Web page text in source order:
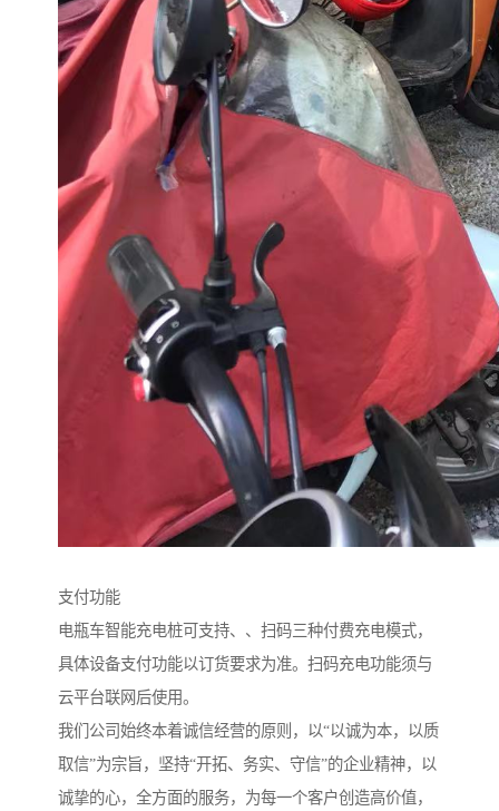
支付功能
电瓶车智能充电桩可支持、、扫码三种付费充电模式，
具体设备支付功能以订货要求为准。扫码充电功能须与
云平台联网后使用。
我们公司始终本着诚信经营的原则，以“以诚为本，以质
取信”为宗旨，坚持“开拓、务实、守信”的企业精神，以
诚挚的心，全方面的服务，为每一个客户创造高价值，